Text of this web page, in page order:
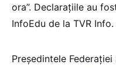
ora”. Declarațiile au
InfoEdu de la TVR Info.
Președintele